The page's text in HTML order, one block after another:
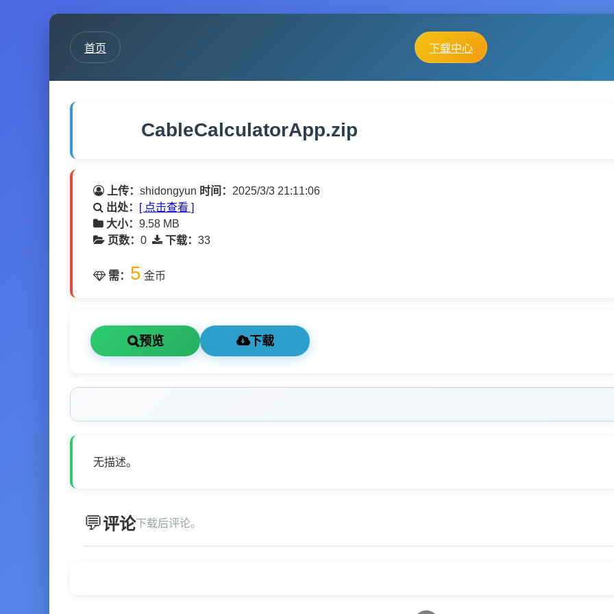
首页 下载中心
CableCalculatorApp.zip
上传： shidongyun 时间： 2025/3/3 21:11:06
出处：
[ 点击查看 ]
大小： 9.58 MB
页数： 0 下载： 33
需： 5 金币
预览 下载
无描述。
评论下载后评论。